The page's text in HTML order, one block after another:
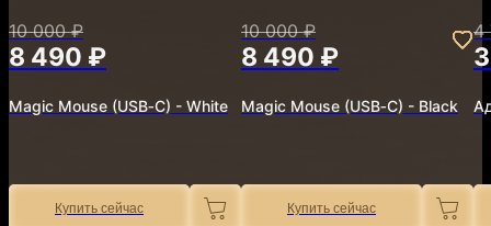
10 000 ₽
8 490 ₽
Magic Mouse (USB‑C) - White
Купить сейчас
10 000 ₽
8 490 ₽
Magic Mouse (USB‑C) - Black
Купить сейчас
4